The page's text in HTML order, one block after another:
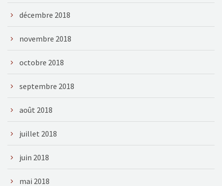
décembre 2018
novembre 2018
octobre 2018
septembre 2018
août 2018
juillet 2018
juin 2018
mai 2018